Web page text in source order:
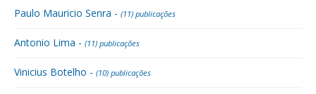
Paulo Mauricio Senra - (11) publicações
Antonio Lima - (11) publicações
Vinicius Botelho - (10) publicações